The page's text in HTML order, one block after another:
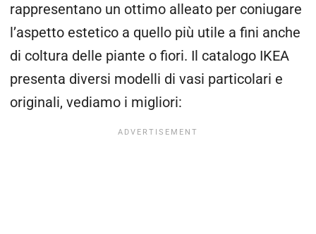
rappresentano un ottimo alleato per coniugare
l’aspetto estetico a quello più utile a fini anche
di coltura delle piante o fiori. Il catalogo IKEA
presenta diversi modelli di vasi particolari e
originali, vediamo i migliori: